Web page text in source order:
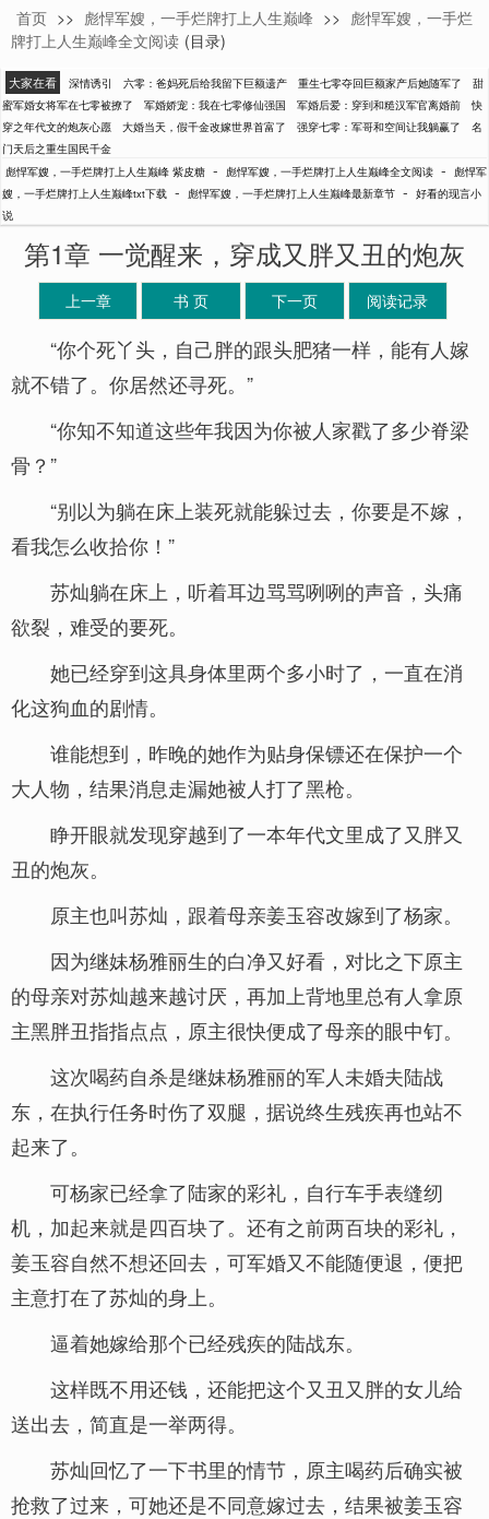
紫皮糖
首页 >> 彪悍军嫂，一手烂牌打上人生巅峰 >> 彪悍军嫂，一手烂
牌打上人生巅峰全文阅读 (目录)
大家在看 深情诱引 六零：爸妈死后给我留下巨额遗产 重生七零夺回巨额家产后她随军了
甜
蜜军婚女将军在七零被撩了
军婚娇宠：我在七零修仙强国 军婚后爱：穿到和糙汉军官离婚前
快
穿之年代文的炮灰心愿
大婚当天，假千金改嫁世界首富了 强穿七零：军哥和空间让我躺赢了
名
门天后之重生国民千金
彪悍军嫂，一手烂牌打上人生巅峰 紫皮糖 - 彪悍军嫂，一手烂牌打上人生巅峰全文阅读 -
彪悍军
嫂，一手烂牌打上人生巅峰txt下载 - 彪悍军嫂，一手烂牌打上人生巅峰最新章节 - 好看的现言小
说
第1章 一觉醒来，穿成又胖又丑的炮灰
上一章 书 页 下一页 阅读记录
“你个死丫头，自己胖的跟头肥猪一样，能有人嫁
就不错了。你居然还寻死。”
“你知不知道这些年我因为你被人家戳了多少脊梁
骨？”
“别以为躺在床上装死就能躲过去，你要是不嫁，
看我怎么收拾你！”
苏灿躺在床上，听着耳边骂骂咧咧的声音，头痛
欲裂，难受的要死。
她已经穿到这具身体里两个多小时了，一直在消
化这狗血的剧情。
谁能想到，昨晚的她作为贴身保镖还在保护一个
大人物，结果消息走漏她被人打了黑枪。
睁开眼就发现穿越到了一本年代文里成了又胖又
丑的炮灰。
原主也叫苏灿，跟着母亲姜玉容改嫁到了杨家。
因为继妹杨雅丽生的白净又好看，对比之下原主
的母亲对苏灿越来越讨厌，再加上背地里总有人拿原
主黑胖丑指指点点，原主很快便成了母亲的眼中钉。
这次喝药自杀是继妹杨雅丽的军人未婚夫陆战
东，在执行任务时伤了双腿，据说终生残疾再也站不
起来了。
可杨家已经拿了陆家的彩礼，自行车手表缝纫
机，加起来就是四百块了。还有之前两百块的彩礼，
姜玉容自然不想还回去，可军婚又不能随便退，便把
主意打在了苏灿的身上。
逼着她嫁给那个已经残疾的陆战东。
这样既不用还钱，还能把这个又丑又胖的女儿给
送出去，简直是一举两得。
苏灿回忆了一下书里的情节，原主喝药后确实被
抢救了过来，可她还是不同意嫁过去，结果被姜玉容